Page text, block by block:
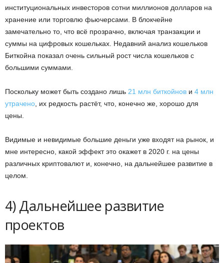
институциональных инвесторов сотни миллионов долларов на
хранение или торговлю фьючерсами. В блокчейне
замечательно то, что всё прозрачно, включая транзакции и
суммы на цифровых кошельках. Недавний анализ кошельков
Биткойна показал очень сильный рост числа кошельков с
большими суммами.
Поскольку может быть создано лишь 21 млн биткойнов и 4 млн
утрачено , их редкость растёт, что, конечно же, хорошо для
цены.
Видимые и невидимые большие деньги уже входят на рынок, и
мне интересно, какой эффект это окажет в 2020 г. на цены
различных криптовалют и, конечно, на дальнейшее развитие в
целом.
4) Дальнейшее развитие
проектов